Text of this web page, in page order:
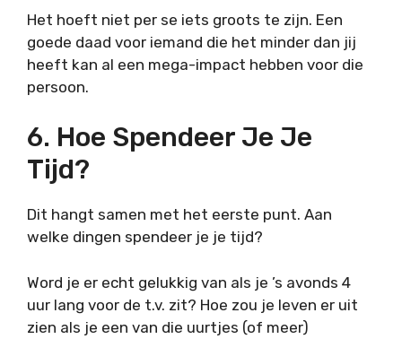
Het hoeft niet per se iets groots te zijn. Een
goede daad voor iemand die het minder dan jij
heeft kan al een mega-impact hebben voor die
persoon.
6. Hoe Spendeer Je Je
Tijd?
Dit hangt samen met het eerste punt. Aan
welke dingen spendeer je je tijd?
Word je er echt gelukkig van als je ’s avonds 4
uur lang voor de t.v. zit? Hoe zou je leven er uit
zien als je een van die uurtjes (of meer)